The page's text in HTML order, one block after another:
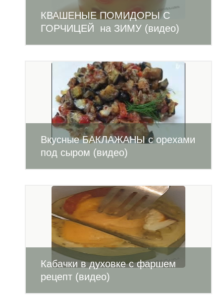
КВАШЕНЫЕ ПОМИДОРЫ С
ГОРЧИЦЕЙ на ЗИМУ (видео)
Вкусные БАКЛАЖАНЫ с орехами
под сыром (видео)
Кабачки в духовке с фаршем
рецепт (видео)